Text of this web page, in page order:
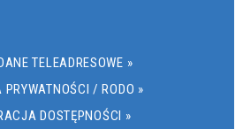
TELEADRESOWE »
PRYWATNOŚCI / RODO »
DOSTĘPNOŚCI »